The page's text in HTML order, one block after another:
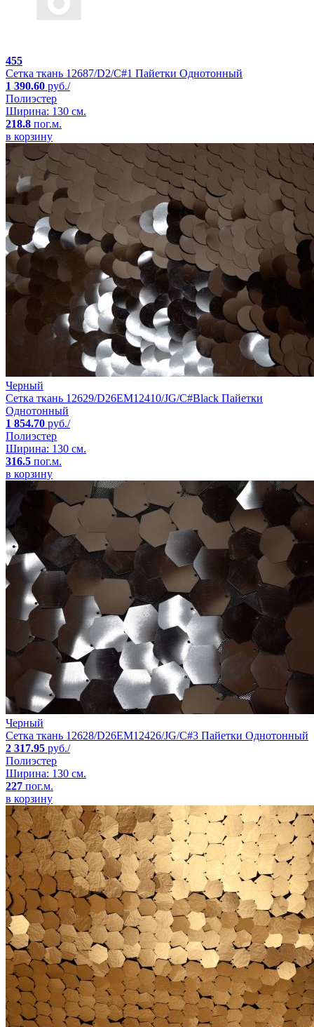
455
Сетка ткань 12687/D2/C#1 Пайетки Однотонный
1 390.60 руб./
Полиэстер
Ширина: 130 см.
218.8 пог.м.
в корзину
Черный
Сетка ткань 12629/D26EM12410/JG/C#Black Пайетки
Однотонный
1 854.70 руб./
Полиэстер
Ширина: 130 см.
316.5 пог.м.
в корзину
Черный
Сетка ткань 12628/D26EM12426/JG/C#3 Пайетки Однотонный
2 317.95 руб./
Полиэстер
Ширина: 130 см.
227 пог.м.
в корзину